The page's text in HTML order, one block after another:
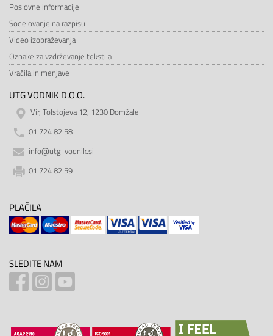
Poslovne informacije
Sodelovanje na razpisu
Video izobraževanja
Oznake za vzdrževanje tekstila
Vračila in menjave
UTG VODNIK D.O.O.
Vir, Tolstojeva 12, 1230 Domžale
01 724 82 58
info@utg-vodnik.si
01 724 82 59
PLAČILA
SLEDITE NAM